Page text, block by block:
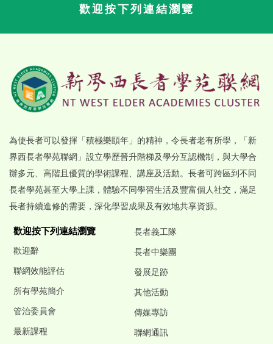
歡迎按下列連結瀏覽
為使長者可以發揮「積極樂頤年」的精神，令長者老有所學，「新
界西長者學苑聯網」設立學歷晉升階梯及學分互認機制，與大學合
辦多元、高階且優質的學術課程、講座及活動。長者可跨區到不同
長者學苑甚至大學上課，體驗不同學習生活及豐富個人社交，滿足
長者持續進修的需要，深化學習成果及有效地共享資源。
歡迎按下列連結瀏覽
歡迎辭
聯網效能評估
所有學苑簡介
管治委員會
最新課程
長者義工隊
長者中樂團
發展足跡
其他活動
傳媒專訪
聯網通訊